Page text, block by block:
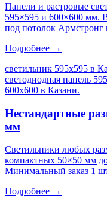
Панели и растровые
595×595 и 600×600 мм.
под потолок Армстронг
Подробнее →
светильник 595х595 в
светодиодная панель
600х600 в Казани.
Нестандартные
мм
Светильники любых
компактных 50×50 мм
Минимальный заказ 1
Подробнее →